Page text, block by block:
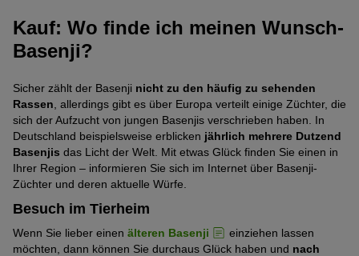
Kauf: Wo finde ich meinen Wunsch-
Basenji?
Sicher zählt der Basenji nicht zu den häufig zu sehenden
Rassen , allerdings gibt es über Europa verteilt einige Züchter, die
sich der Aufzucht von jungen Basenjis verschrieben haben. In
Deutschland beispielsweise erblicken jährlich mehrere Dutzend
Basenjis das Licht der Welt. Mit etwas Glück finden Sie einen in
Ihrer Region – informieren Sie sich im Internet über Basenji-
Züchter und deren aktuelle Würfe.
Besuch im Tierheim
Wenn Sie lieber einen älteren Basenji
einziehen lassen
möchten, dann können Sie durchaus Glück haben und nach